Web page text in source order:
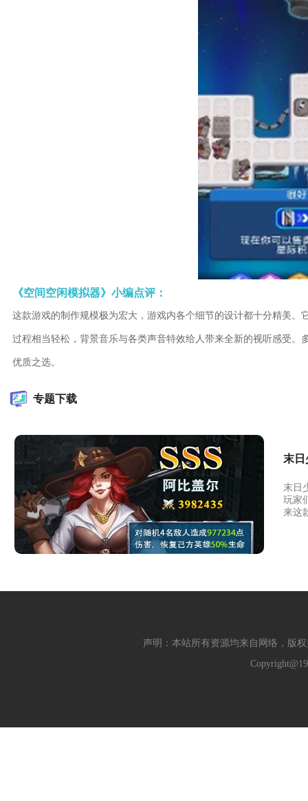
《空间空闲模拟器》小编点评：
这款游戏的制作规模极为宏大，游戏内各个细节的设计都十分精美
过程相当轻松，背景音乐与各类声音特效给人带来全新的视听感受
优质之选。
专题下载
末日
末日
玩家
来这
声明：本站所有资源均来自网络，版